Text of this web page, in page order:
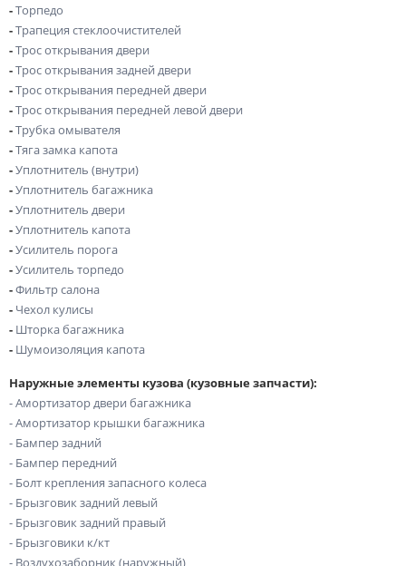
-Торпедо
-Трапеция стеклоочистителей
-Трос открывания двери
-Трос открывания задней двери
-Трос открывания передней двери
-Трос открывания передней левой двери
-Трубка омывателя
-Тяга замка капота
-Уплотнитель (внутри)
-Уплотнитель багажника
-Уплотнитель двери
-Уплотнитель капота
-Усилитель порога
-Усилитель торпедо
-Фильтр салона
- Чехол кулисы
- Шторка багажника
- Шумоизоляция капота
Наружные элементы кузова (кузовные запчасти):
- Амортизатор двери багажника
- Амортизатор крышки багажника
- Бампер задний
- Бампер передний
- Болт крепления запасного колеса
- Брызговик задний левый
- Брызговик задний правый
- Брызговики к/кт
- Воздухозаборник (наружный)